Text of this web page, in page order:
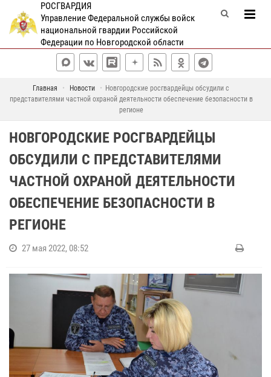
РОСГВАРДИЯ
Управление Федеральной службы войск
национальной гвардии Российской
Федерации по Новгородской области
Главная Новости
Новгородские росгвардейцы обсудили с
представителями частной охраной деятельности обеспечение безопасности в
регионе
НОВГОРОДСКИЕ РОСГВАРДЕЙЦЫ
ОБСУДИЛИ С ПРЕДСТАВИТЕЛЯМИ
ЧАСТНОЙ ОХРАНОЙ ДЕЯТЕЛЬНОСТИ
ОБЕСПЕЧЕНИЕ БЕЗОПАСНОСТИ В
РЕГИОНЕ
27 мая 2022, 08:52